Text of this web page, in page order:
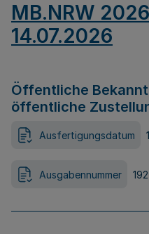
MB.NRW
14.07.2026
Öffentliche
öffentliche
Ausfertigungsdatum
Ausgabennummer 192